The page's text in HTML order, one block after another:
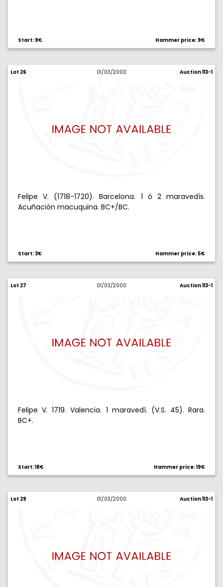
Start: 9€ Hammer price: 9€
Lot 26 01/03/2000 Auction 113-1
Felipe V. (1718-1720). Barcelona. 1 ó 2 maravedís.
Acuñación macuquina. BC+/BC.
Start: 3€ Hammer price: 5€
Lot 27 01/03/2000 Auction 113-1
Felipe V. 1719. Valencia. 1 maravedí. (V.S. 45). Rara.
BC+.
Start: 18€ Hammer price: 19€
Lot 29 01/03/2000 Auction 113-1